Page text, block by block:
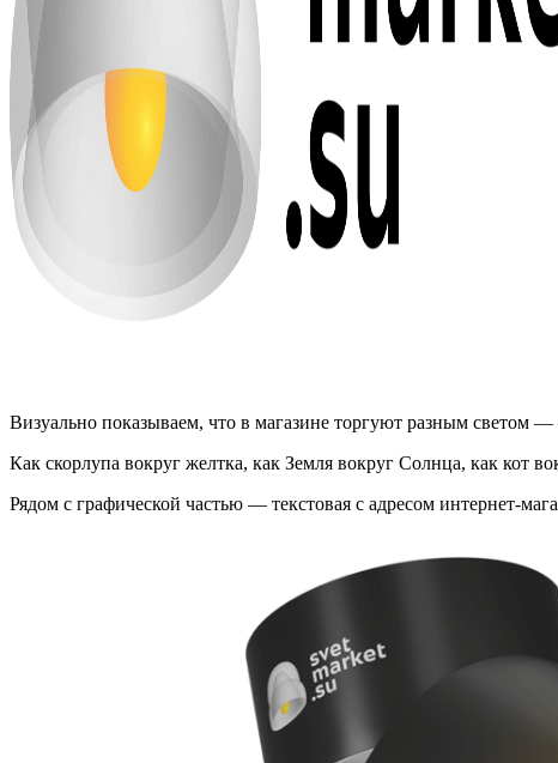
Визуально показываем, что в магазине торгуют разным светом
Как скорлупа вокруг желтка, как Земля вокруг Солнца, как кот
Рядом с графической частью — текстовая с адресом интернет-